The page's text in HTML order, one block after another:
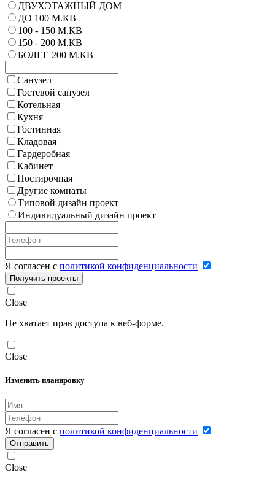
ДВУХЭТАЖНЫЙ ДОМ
ДО 100 М.КВ
100 - 150 М.КВ
150 - 200 М.КВ
БОЛЕЕ 200 М.КВ
Санузел
Гостевой санузел
Котельная
Кухня
Гостинная
Кладовая
Гардеробная
Кабинет
Постирочная
Другие комнаты
Типовой дизайн проект
Индивидуальный дизайн проект
Я согласен с политикой конфиденциальности
Получить проекты
Close
Не хватает прав доступа к веб-форме.
Close
Изменить планировку
Я согласен с политикой конфиденциальности
Отправить
Close